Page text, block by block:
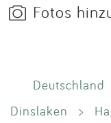
Fotos
Deutschland
Dinslaken
>